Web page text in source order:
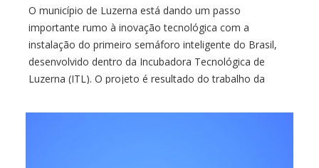
O município de Luzerna está dando um passo
importante rumo à inovação tecnológica com a
instalação do primeiro semáforo inteligente do Brasil,
desenvolvido dentro da Incubadora Tecnológica de
Luzerna (ITL). O projeto é resultado do trabalho da
contemplado em um edital de fomento do Governo do